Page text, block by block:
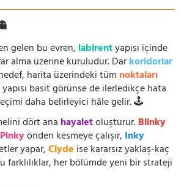
gelen bu evren, labirentyapısı içinde
alma üzerine kuruludur. Darkoridorlar
harita üzerindeki tüm noktaları
basit görünse de ilerledikçe hata
daha belirleyici hâle gelir. 🕹️
dört ana hayaletoluşturur.Blinky
Pinkyönden kesmeye çalışır, Inky
yapar,Clyde ise kararsız yaklaş-kaç
farklılıklar, her bölümde yeni bir strateji